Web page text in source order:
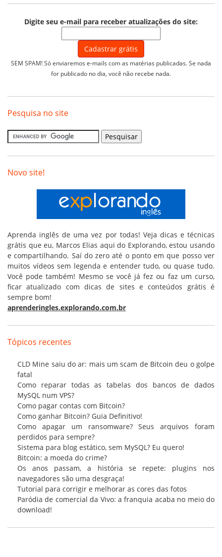
Digite seu e-mail para receber atualizações do site:
SEM SPAM! Só enviaremos e-mails com as matérias publicadas. Se nada
for publicado no dia, você não recebe nada.
Pesquisa no site
Novo site!
Aprenda inglês de uma vez por todas! Veja dicas e técnicas
grátis que eu, Marcos Elias aqui do Explorando, estou usando
e compartilhando. Saí do zero até o ponto em que posso ver
muitos vídeos sem legenda e entender tudo, ou quase tudo.
Você pode também! Mesmo se você já fez ou faz um curso,
ficar atualizado com dicas de sites e conteúdos grátis é
sempre bom!
aprenderingles.explorando.com.br
Tópicos recentes
CLD Mine saiu do ar: mais um scam de Bitcoin deu o golpe
fatal
Como reparar todas as tabelas dos bancos de dados
MySQL num VPS?
Como pagar contas com Bitcoin?
Como ganhar Bitcoin? Guia Definitivo!
Como apagar um ransomware? Seus arquivos foram
perdidos para sempre?
Sistema para blog estático, sem MySQL? Eu quero!
Bitcoin: a moeda do crime?
Os anos passam, a história se repete: plugins nos
navegadores são uma desgraça!
Tutorial para corrigir e melhorar as cores das fotos
Paródia de comercial da Vivo: a franquia acaba no meio do
download!